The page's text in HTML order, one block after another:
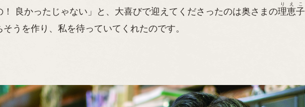
良かったじゃない」と、大喜びで迎えてくださったのは奥さまの理恵子
りえこ
うを作り、私を待っていてくれたのです。